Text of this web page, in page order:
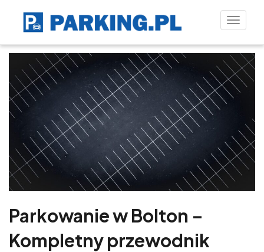
Toggle
Parkowanie w Bolton –
Kompletny przewodnik